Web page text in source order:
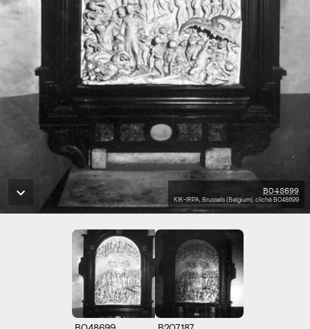
B048699
KIK-IRPA, Brussels (Belgium), cliché B048699